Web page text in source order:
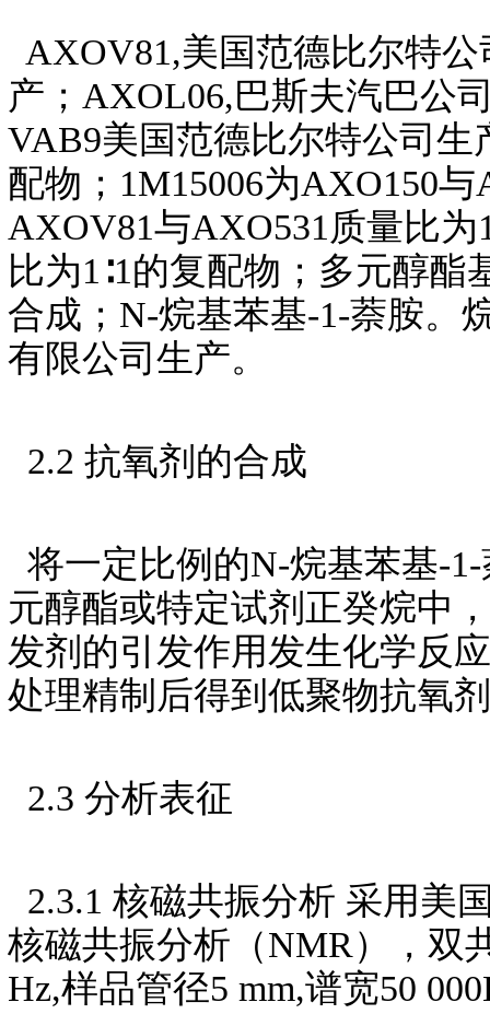
AXOV81,美国范德比尔特
产；AXOL06,巴斯夫汽巴公
VAB9美国范德比尔特公司生
配物；1M15006为AXO150
AXOV81与AXO531质量比
比为1∶1的复配物；多元醇
合成；N-烷基苯基-1-萘胺。
有限公司生产。
2.2 抗氧剂的合成
将一定比例的N-烷基苯基-
元醇酯或特定试剂正癸烷中
发剂的引发作用发生化学反
处理精制后得到低聚物抗氧
2.3 分析表征
2.3.1 核磁共振分析 采用美
核磁共振分析（NMR），双
Hz,样品管径5 mm,谱宽50